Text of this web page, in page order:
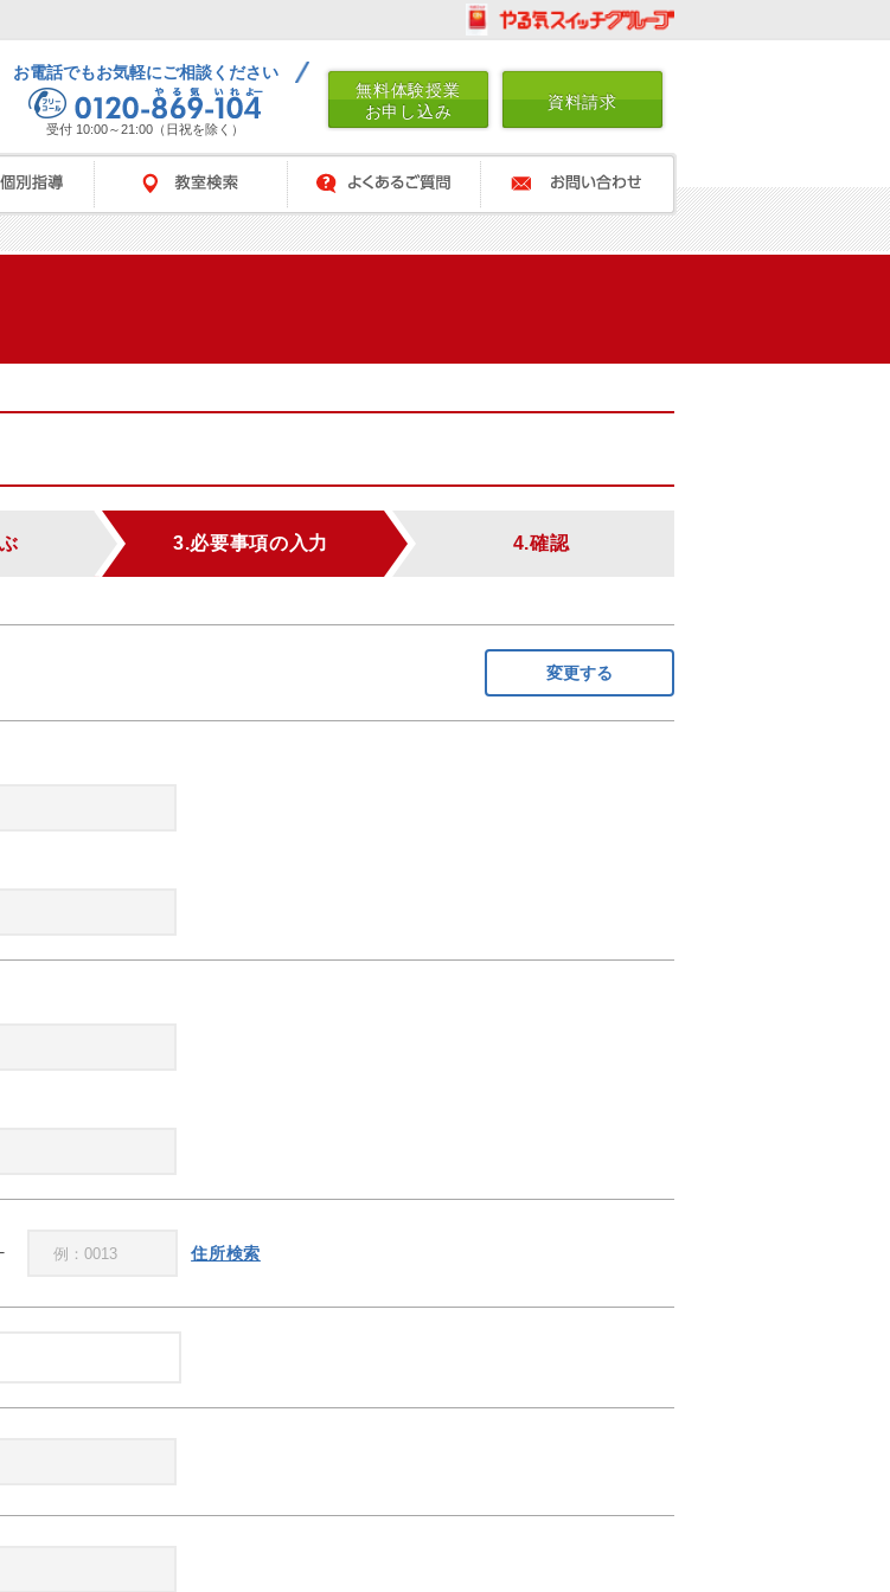
お電話でもお気軽にご相談ください
受付 10:00～21:00（日祝を除く）
無料体験授業
お申し込み
資料請求
教室検索 よくあるご質問 お問い合わせ
3.必要事項の入力 4.確認
変更する
住所検索